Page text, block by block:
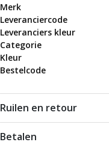
Merk
Leveranciercode
Leveranciers kleur
Categorie
Kleur
Bestelcode
Ruilen en retour
Betalen